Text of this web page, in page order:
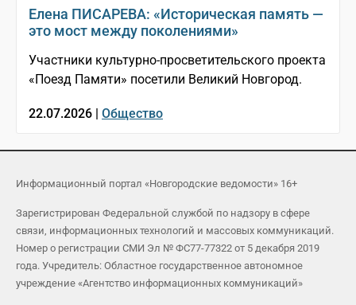
Елена ПИСАРЕВА: «Историческая память —
это мост между поколениями»
Участники культурно-просветительского проекта
«Поезд Памяти» посетили Великий Новгород.
22.07.2026 | Общество
Информационный портал «Новгородские ведомости» 16+
Зарегистрирован Федеральной службой по надзору в сфере
связи, информационных технологий и массовых коммуникаций.
Номер о регистрации СМИ Эл № ФС77-77322 от 5 декабря 2019
года. Учредитель: Областное государственное автономное
учреждение «Агентство информационных коммуникаций»